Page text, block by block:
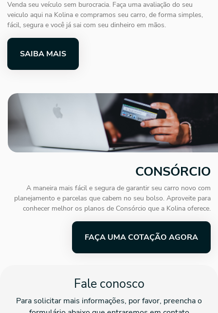
Venda seu veículo sem burocracia. Faça uma avaliação do seu
veiculo aqui na Kolina e compramos seu carro, de forma simples,
fácil, segura e você já sai com seu dinheiro em mãos.
SAIBA MAIS
CONSÓRCIO
A maneira mais fácil e segura de garantir seu carro novo com
planejamento e parcelas que cabem no seu bolso. Aproveite para
conhecer melhor os planos de Consórcio que a Kolina oferece.
FAÇA UMA COTAÇÃO AGORA
Fale conosco
Para solicitar mais informações, por favor, preencha o